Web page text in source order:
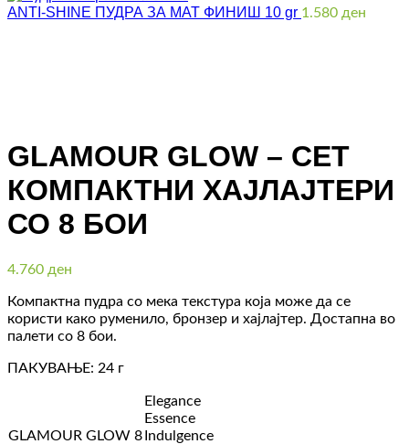
ANTI-SHINE ПУДРА ЗА МАТ ФИНИШ 10 gr 1.580 ден
GLAMOUR GLOW – СЕТ
КОМПАКТНИ ХАЈЛАЈТЕРИ
СО 8 БОИ
4.760 ден
Компактна пудра со мека текстура која може да се
користи како руменило, бронзер и хајлајтер. Достапна во
палети со 8 бои.
ПАКУВАЊЕ: 24 г
GLAMOUR GLOW 8
Elegance
Essence
Indulgence